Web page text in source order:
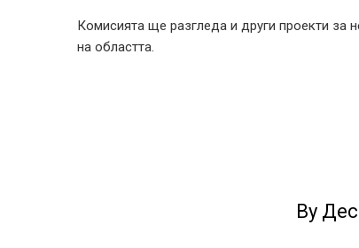
Комисията ще разгледа и други проекти за
на областта.
By